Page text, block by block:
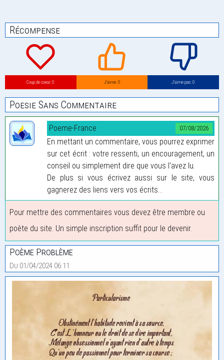
Récompense
Coup de coeur: 0 J’aime: 0 J’aime pas: 0
Poesie Sans Commentaire
07/08/2026
Poeme-France
En mettant un commentaire, vous pourrez exprimer
sur cet écrit : votre ressenti, un encouragement, un
conseil ou simplement dire que vous l'avez lu.
De plus si vous écrivez aussi sur le site, vous
gagnerez des liens vers vos écrits...
Pour mettre des commentaires vous devez être membre ou
poète du site. Un simple inscription suffit pour le devenir.
Poème Problème
Du 01/04/2024 06:11